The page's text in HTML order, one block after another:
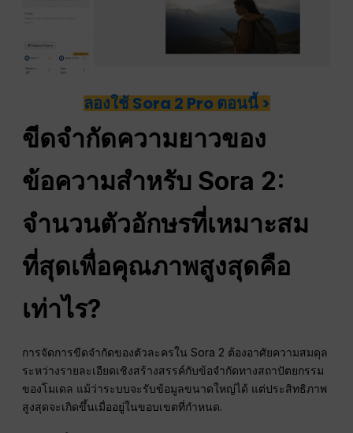
ลองใช้ Sora 2 Pro ตอนนี้ >
ขีดจำกัดความยาวของ
ข้อความสำหรับ Sora 2:
จำนวนตัวอักษรที่เหมาะสม
ที่สุดเพื่อคุณภาพสูงสุดคือ
เท่าไร?
การจัดการขีดจำกัดของตัวละครใน Sora 2 ต้องอาศัยความสมดุล
ระหว่างรายละเอียดเชิงสร้างสรรค์กับข้อจำกัดทางสถาปัตยกรรม
ของโมเดล แม้ว่าระบบจะรับข้อมูลขนาดใหญ่ได้ แต่ประสิทธิภาพ
สูงสุดจะเกิดขึ้นเมื่ออยู่ในขอบเขตที่กำหนด.